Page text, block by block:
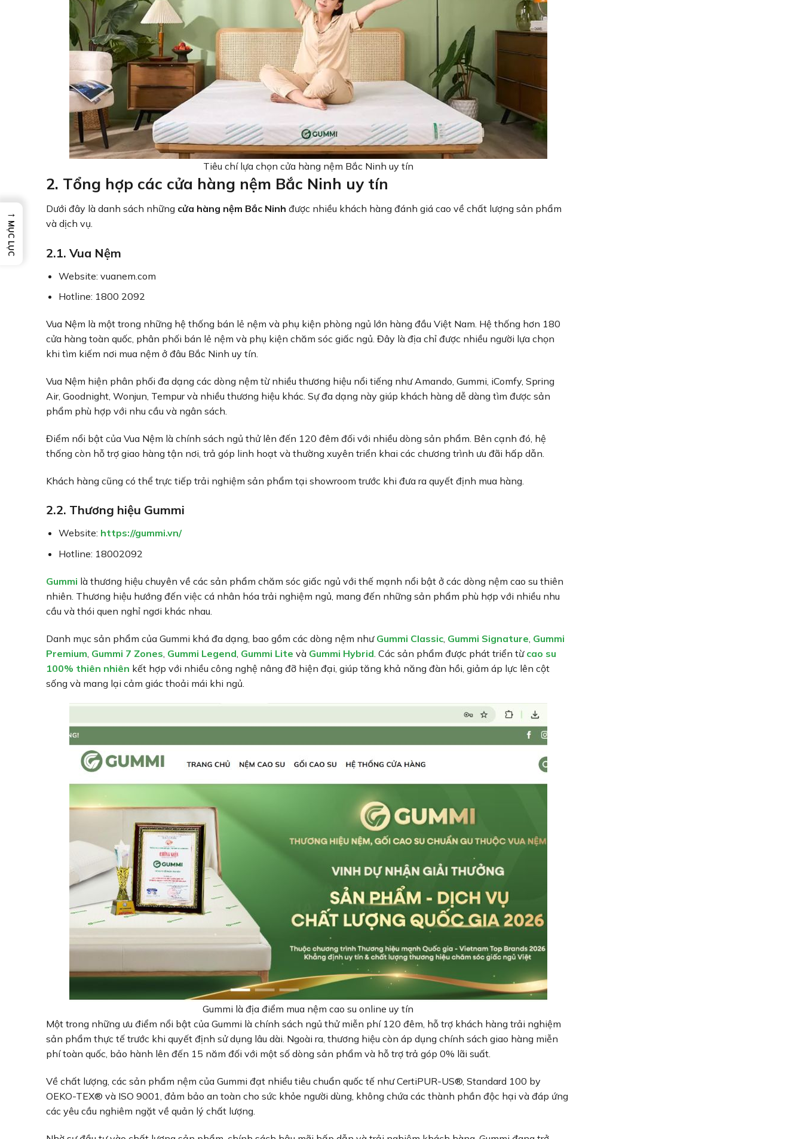
Tiêu chí lựa chọn cửa hàng nệm Bắc Ninh uy tín
2. Tổng hợp các cửa hàng nệm Bắc Ninh uy tín
Dưới đây là danh sách những cửa hàng nệm Bắc Ninh được nhiều khách hàng đánh giá cao về chất lượng sản phẩm
và dịch vụ.
2.1. Vua Nệm
Website: vuanem.com
Hotline: 1800 2092
Vua Nệm là một trong những hệ thống bán lẻ nệm và phụ kiện phòng ngủ lớn hàng đầu Việt Nam. Hệ thống hơn 180
cửa hàng toàn quốc, phân phối bán lẻ nệm và phụ kiện chăm sóc giấc ngủ. Đây là địa chỉ được nhiều người lựa chọn
khi tìm kiếm nơi mua nệm ở đâu Bắc Ninh uy tín.
Vua Nệm hiện phân phối đa dạng các dòng nệm từ nhiều thương hiệu nổi tiếng như Amando, Gummi, iComfy, Spring
Air, Goodnight, Wonjun, Tempur và nhiều thương hiệu khác. Sự đa dạng này giúp khách hàng dễ dàng tìm được sản
phẩm phù hợp với nhu cầu và ngân sách.
Điểm nổi bật của Vua Nệm là chính sách ngủ thử lên đến 120 đêm đối với nhiều dòng sản phẩm. Bên cạnh đó, hệ
thống còn hỗ trợ giao hàng tận nơi, trả góp linh hoạt và thường xuyên triển khai các chương trình ưu đãi hấp dẫn.
Khách hàng cũng có thể trực tiếp trải nghiệm sản phẩm tại showroom trước khi đưa ra quyết định mua hàng.
2.2. Thương hiệu Gummi
Website: https://gummi.vn/
Hotline: 18002092
Gummi là thương hiệu chuyên về các sản phẩm chăm sóc giấc ngủ với thế mạnh nổi bật ở các dòng nệm cao su thiên
nhiên. Thương hiệu hướng đến việc cá nhân hóa trải nghiệm ngủ, mang đến những sản phẩm phù hợp với nhiều nhu
cầu và thói quen nghỉ ngơi khác nhau.
Danh mục sản phẩm của Gummi khá đa dạng, bao gồm các dòng nệm như Gummi Classic Gummi Signature Gummi
Premium Gummi 7 Zones Gummi Legend Gummi Lite và Gummi Hybrid . Các sản phẩm được phát triển từ cao su
100% thiên nhiên kết hợp với nhiều công nghệ nâng đỡ hiện đại, giúp tăng khả năng đàn hồi, giảm áp lực lên cột
sống và mang lại cảm giác thoải mái khi ngủ.
Gummi là địa điểm mua nệm cao su online uy tín
Một trong những ưu điểm nổi bật của Gummi là chính sách ngủ thử miễn phí 120 đêm, hỗ trợ khách hàng trải nghiệm
sản phẩm thực tế trước khi quyết định sử dụng lâu dài. Ngoài ra, thương hiệu còn áp dụng chính sách giao hàng miễn
phí toàn quốc, bảo hành lên đến 15 năm đối với một số dòng sản phẩm và hỗ trợ trả góp 0% lãi suất.
Về chất lượng, các sản phẩm nệm của Gummi đạt nhiều tiêu chuẩn quốc tế như CertiPUR-US®, Standard 100 by
OEKO-TEX® và ISO 9001, đảm bảo an toàn cho sức khỏe người dùng, không chứa các thành phần độc hại và đáp ứng
các yêu cầu nghiêm ngặt về quản lý chất lượng.
→
MỤC LỤC